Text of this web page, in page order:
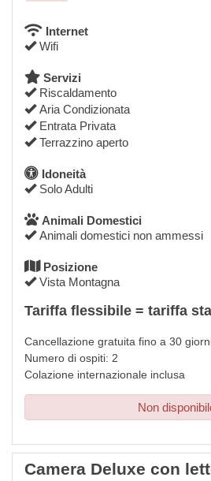
Internet
Wifi
Servizi
Riscaldamento
Aria Condizionata
Entrata Privata
Terrazzino aperto
Idoneità
Solo Adulti
Animali Domestici
Animali domestici non ammessi
Posizione
Vista Montagna
Tariffa flessibile = tariffa
Cancellazione gratuita fino a 30
Numero di ospiti: 2
Colazione internazionale inclusa
Non
Camera Deluxe con